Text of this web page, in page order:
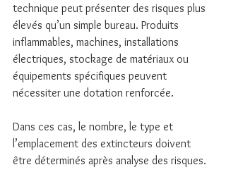
technique peut présenter des risques plus
élevés qu’un simple bureau. Produits
inflammables, machines, installations
électriques, stockage de matériaux ou
équipements spécifiques peuvent
nécessiter une dotation renforcée.
Dans ces cas, le nombre, le type et
l’emplacement des extincteurs doivent
être déterminés après analyse des risques.